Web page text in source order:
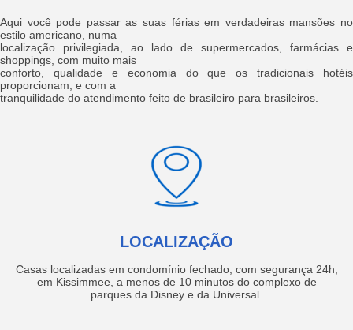
Aqui você pode passar as suas férias em verdadeiras mansões no
estilo americano, numa
localização privilegiada, ao lado de supermercados, farmácias e
shoppings, com muito mais
conforto, qualidade e economia do que os tradicionais hotéis
proporcionam, e com a
tranquilidade do atendimento feito de brasileiro para brasileiros.
LOCALIZAÇÃO
Casas localizadas em condomínio fechado, com segurança 24h,
em Kissimmee, a menos de 10 minutos do complexo de
parques da Disney e da Universal.